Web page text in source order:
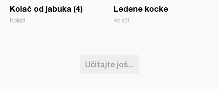
Kolač od jabuka (4)
Kolači
Ledene kocke
Kolači
Učitajte još...